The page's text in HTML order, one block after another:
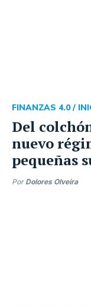
Del
nuevo
pequeñas
FINANZAS 4.0 /
Por Dolores Olveira